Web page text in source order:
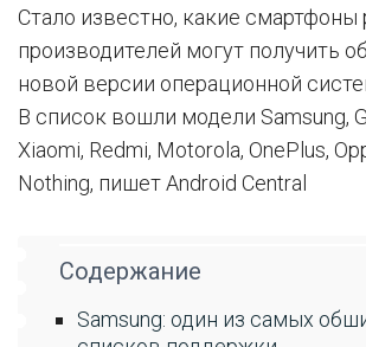
Стало известно, какие смартфоны
производителей могут получить
новой версии операционной
В список вошли модели Samsung,
Xiaomi, Redmi, Motorola, OnePlus,
Nothing, пишет Android Central
Содержание
Samsung: один из самых